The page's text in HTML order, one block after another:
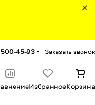
45-93 Заказать звонок
ИзбранноеКорзина